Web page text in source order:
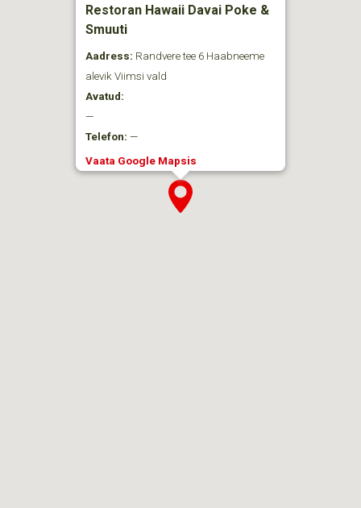
Restoran Hawaii Davai Poke &
Smuuti
Aadress: Randvere tee 6 Haabneeme
alevik Viimsi vald
Avatud:
—
Telefon: —
Vaata Google Mapsis